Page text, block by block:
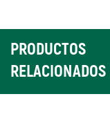
PRODUCTOS
RELACIONADOS